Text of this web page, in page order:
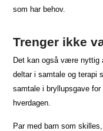
som har behov.
Trenger ikke
Det kan også være nyttig
deltar i samtale og terapi
samtale i bryllupsgave
hverdagen.
Par med barn som